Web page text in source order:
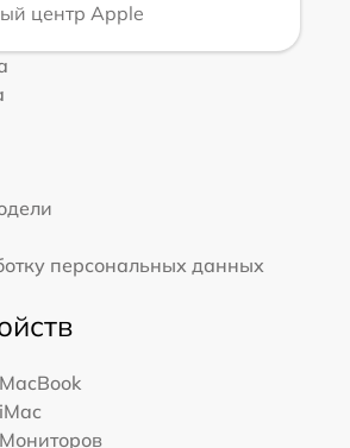
центр Apple
персональных данных
MacBook
iMac
Мониторов